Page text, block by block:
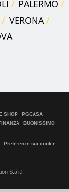
PALERMO
VERONA
SHOP
PGCASA
BUONISSIMO
Preferenze sui cookie
S.á r.l.